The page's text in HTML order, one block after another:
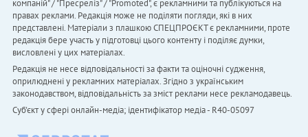
компаній" / "Пресреліз" / "Promoted", є рекламними та публікуються на
правах реклами. Редакція може не поділяти погляди, які в них
представлені. Матеріали з плашкою СПЕЦПРОЄКТ є рекламними, проте
редакція бере участь у підготовці цього контенту і поділяє думки,
висловлені у цих матеріалах.
Редакція не несе відповідальності за факти та оціночні судження,
оприлюднені у рекламних матеріалах. Згідно з українським
законодавством, відповідальність за зміст реклами несе рекламодавець.
Cуб'єкт у сфері онлайн-медіа; ідентифікатор медіа - R40-05097